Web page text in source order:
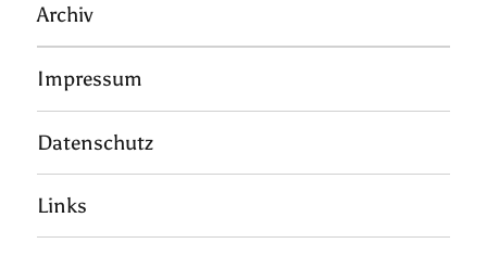
Archiv
Impressum
Datenschutz
Links